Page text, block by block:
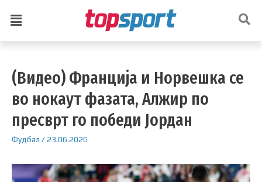
(Видео) Франција и Норвешка се
во нокаут фазата, Алжир по
пресврт го победи Јордан
Фудбал /23.06.2026